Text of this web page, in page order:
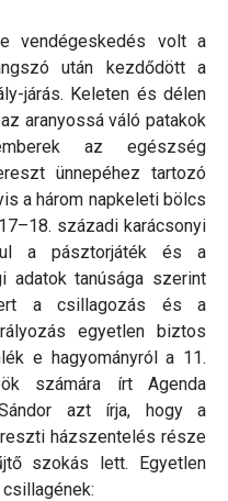
vendégeskedés volt a
után kezdődött a
járás. Keleten és délen
aranyossá váló patakok
az egészség
ünnepéhez tartozó
a három napkeleti bölcs
századi karácsonyi
a pásztorjáték és a
adatok tanúsága szerint
a csillagozás és a
egyetlen biztos
e hagyományról a 11.
számára írt Agenda
azt írja, hogy a
házszentelés része
szokás lett. Egyetlen